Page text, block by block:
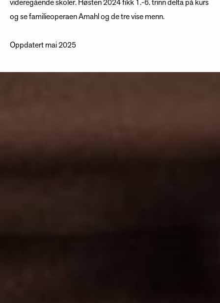
videregående skoler. Høsten 2024 fikk 1.-6. trinn delta på kurs
og se familieoperaen Amahl og de tre vise menn.
Oppdatert mai 2025